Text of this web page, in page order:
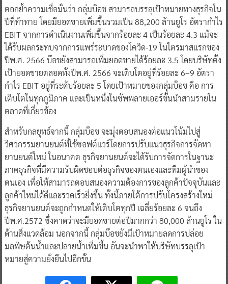
ตอกย้ำความเชื่อมั่นว่า กลุ่มบ๊อช สามารถบรรลุเป้าหมายทางธุรกิจใน
ปีที่ท้าทาย โดยมียอดขายเพิ่มขึ้นรวมเป็น 88,200 ล้านยูโร อัตรากำไร
EBIT จากการดำเนินงานเพิ่มขึ้นจากร้อยละ 4 เป็นร้อยละ 4.3 แม้จะ
ได้รับผลกระทบจากการแพร่ระบาดของโควิด-19 ในไตรมาสแรกของ
ปีพ.ศ. 2566 บ๊อชยังสามารถเพิ่มยอดขายได้ร้อยละ 3.5 โดยบริษัทตั้ง
เป้ายอดขายตลอดทั้งปีพ.ศ. 2566 จะเติบโตอยู่ที่ร้อยละ 6–9 อัตรา
กำไร EBIT อยู่ที่ระดับร้อยละ 5 โดยเป้าหมายของกลุ่มบ๊อช คือ การ
เติบโตในทุกภูมิภาค และเป็นหนึ่งในซัพพลายเออร์ชั้นนำสามรายใน
ตลาดที่เกี่ยวข้อง
สำหรับกลยุทธ์จากนี้ กลุ่มบ๊อช จะมุ่งตอบสนองต่อแนวโน้มไปสู่
วิศวกรรมยานยนต์ที่ใช้ซอฟต์แวร์โดยการปรับแนวธุรกิจการจัดหา
ยานยนต์ใหม่ ในอนาคต ธุรกิจยานยนต์จะได้รับการจัดการในฐานะ
ภาคธุรกิจที่มีความรับผิดชอบต่อธุรกิจของตนเองและทีมผู้นำของ
ตนเอง เพื่อให้สามารถตอบสนองความต้องการของลูกค้าปัจจุบันและ
ลูกค้าใหม่ได้ดีและรวดเร็วยิ่งขึ้น ทั้งนี้ภายใต้การปรับโครงสร้างใหม่
ธุรกิจยานยนต์จะถูกกำหนดให้เติบโตทุกปี เฉลี่ยร้อยละ 6 จนถึง
ปีพ.ศ.2572 ซึ่งคาดว่าจะมียอดขายต่อปีมากกว่า 80,000 ล้านยูโร ใน
ด้านสิ่งแวดล้อม นอกจากนี้ กลุ่มบ๊อชยังมีเป้าหมายลดการปล่อย
มลพิษต้นน้ำและปลายน้ำเพิ่มขึ้น อันจะนำพาให้บริษัทบรรลุเป้า
หมายสู่ความยั่งยืนไปอีกขั้น